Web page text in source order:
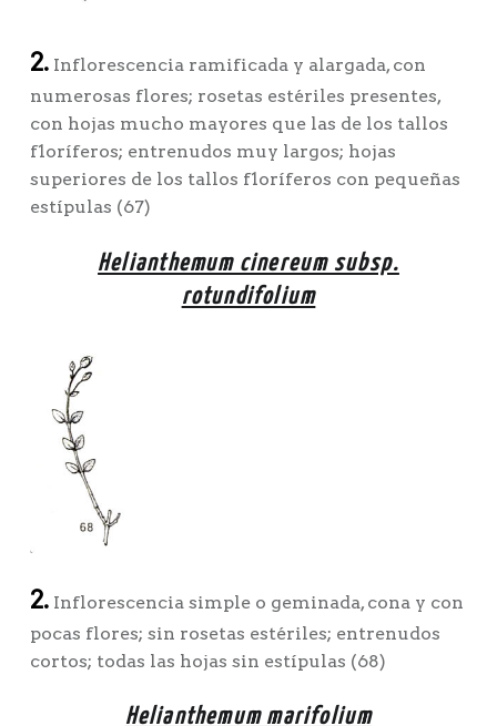
2.Inflorescencia ramificada y alargada, con
numerosas flores; rosetas estériles presentes,
con hojas mucho mayores que las de los tallos
f1oríferos; entrenudos muy largos; hojas
superiores de los tallos f1oríferos con pequeñas
estípulas (67)
Helianthemum cinereum subsp.
rotundifolium
2.Inflorescencia simple o geminada, cona y con
pocas flores; sin rosetas estériles; entrenudos
cortos; todas las hojas sin estípulas (68)
Helianthemum marifolium